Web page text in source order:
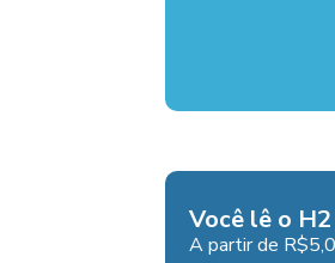
Você lê o
A partir de